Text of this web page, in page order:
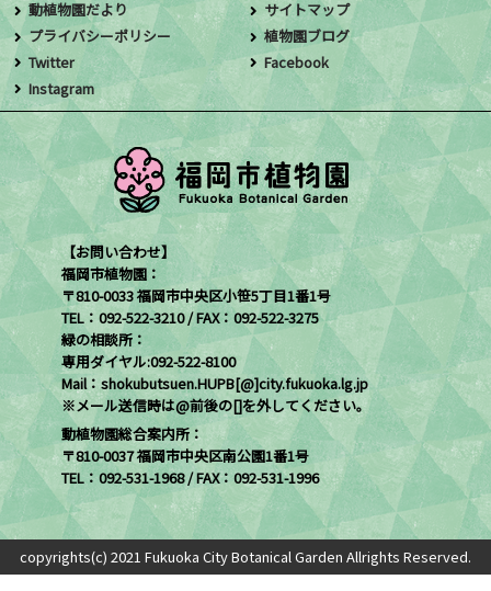
動植物園だより
サイトマップ
プライバシーポリシー
植物園ブログ
Twitter
Facebook
Instagram
【お問い合わせ】
福岡市植物園：
〒810-0033 福岡市中央区小笹5丁目1番1号
TEL：092-522-3210 / FAX：092-522-3275
緑の相談所：
専用ダイヤル:092-522-8100
Mail：shokubutsuen.HUPB[@]city.fukuoka.lg.jp
※メール送信時は@前後の[]を外してください。
動植物園総合案内所：
〒810-0037 福岡市中央区南公園1番1号
TEL：092-531-1968 / FAX：092-531-1996
copyrights(c) 2021 Fukuoka City Botanical Garden Allrights Reserved.